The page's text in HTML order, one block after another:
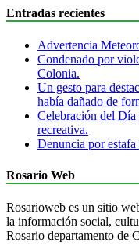
Entradas recientes
Advertencia
Condenado por
Colonia.
Un gesto para
había dañado de
Celebración del
recreativa.
Denuncia por
Rosario Web
Rosarioweb es un sitio
la información social,
Rosario departamento de